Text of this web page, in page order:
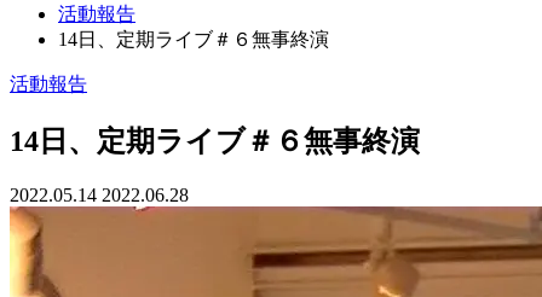
活動報告
14日、定期ライブ＃６無事終演
活動報告
14日、定期ライブ＃６無事終演
2022.05.14 2022.06.28